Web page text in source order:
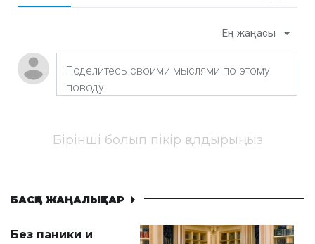
Ең жаңасы
Бірінші болып пікір қалдырыңыз
БАСҚА ЖАҢАЛЫҚТАР
Без паники и